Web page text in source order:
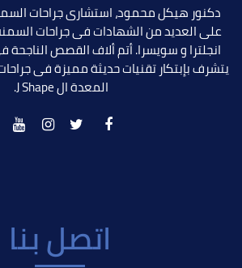
دكنور هيكل محمود، استشارى جراحات
على العديد من الشهادات فى جراحات
انجلترا و سويسرا. أتم ألاف القصص
يتشرف بإبتكار تقنيات حديثة مميزة فى
المعدة ال J Shape.
اتصل بنا